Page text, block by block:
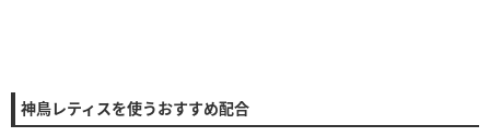
神鳥レティスを使うおすすめ配合